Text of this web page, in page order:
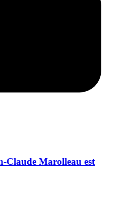
Claude Marolleau est